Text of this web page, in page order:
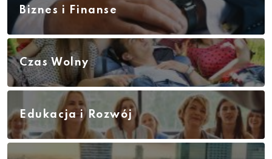
Biznes i Finanse
Czas Wolny
Edukacja i Rozwój